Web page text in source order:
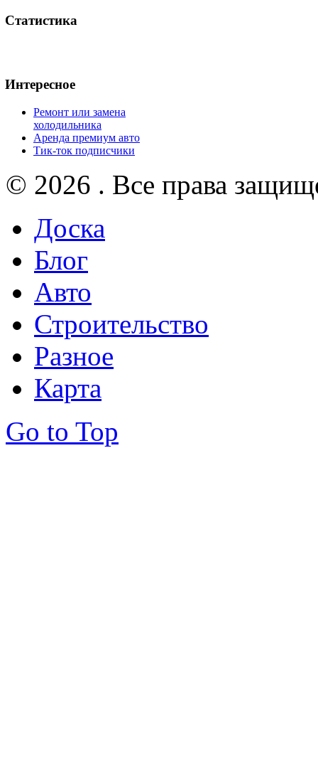
Статистика
Интересное
Ремонт или замена
холодильника
Аренда премиум авто
Тик-ток подписчики
© 2026 . Все права
Доска
Блог
Авто
Строительство
Разное
Карта
Go to Top